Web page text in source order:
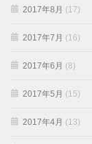
2017年8月 (17)
2017年7月 (16)
2017年6月 (8)
2017年5月 (15)
2017年4月 (13)